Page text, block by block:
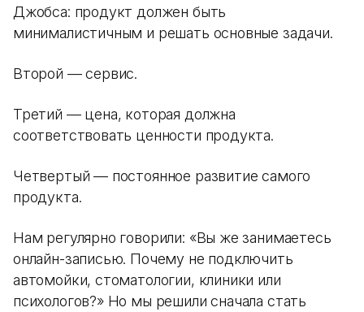
Джобса: продукт должен быть
минималистичным и решать основные задачи.
Второй — сервис.
Третий — цена, которая должна
соответствовать ценности продукта.
Четвертый — постоянное развитие самого
продукта.
Нам регулярно говорили: «Вы же занимаетесь
онлайн-записью. Почему не подключить
автомойки, стоматологии, клиники или
психологов?» Но мы решили сначала стать